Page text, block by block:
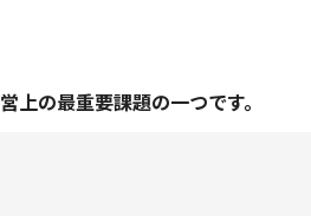
上の最重要課題の一つです。